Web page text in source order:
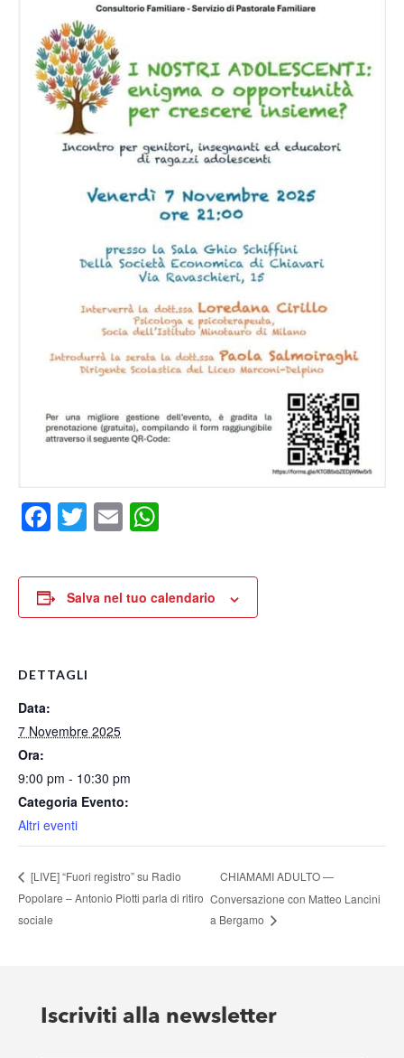
Facebook
Twitter
Email
Salva nel tuo calendario
DETTAGLI
Data:
7 Novembre 2025
Ora:
9:00 pm - 10:30 pm
Categoria Evento:
Altri eventi
[LIVE] “Fuori registro” su Radio
Popolare – Antonio Piotti parla di ritiro
sociale
CHIAMAMI ADULTO —
Conversazione con Matteo Lancini
a Bergamo
Iscriviti alla newsletter